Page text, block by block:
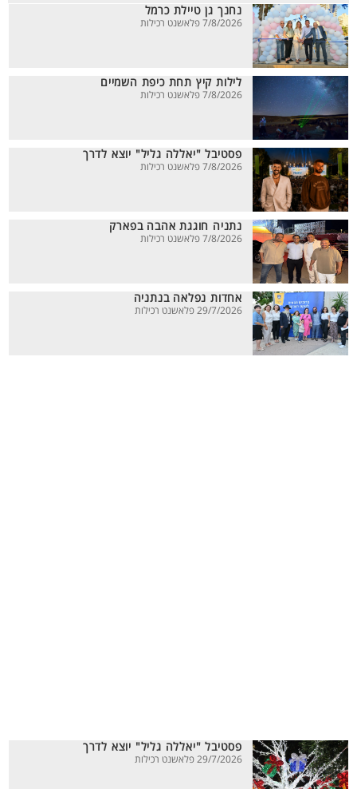
נחנך גן טיילת כרמל
7/8/2026 פלאשנט רכילות
לילות קיץ תחת כיפת השמיים
7/8/2026 פלאשנט רכילות
פסטיבל "יאללה גליל" יוצא לדרך
7/8/2026 פלאשנט רכילות
נתניה חוגגת אהבה בפארק
7/8/2026 פלאשנט רכילות
אחדות נפלאה בנתניה
29/7/2026 פלאשנט רכילות
פסטיבל "יאללה גליל" יוצא לדרך
29/7/2026 פלאשנט רכילות